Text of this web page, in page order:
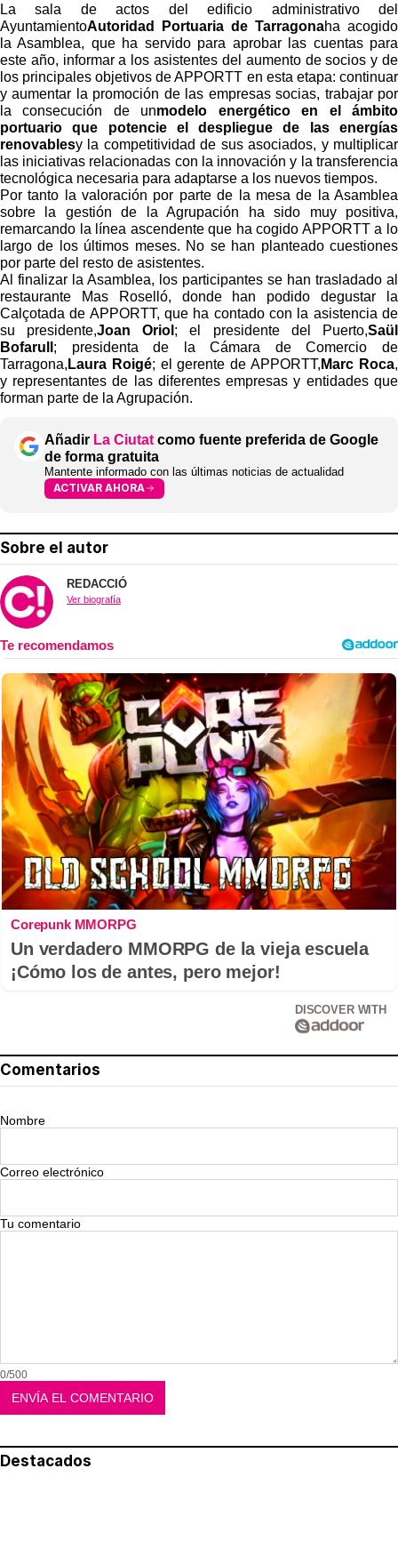
La sala de actos del edificio administrativo del
AyuntamientoAutoridad Portuaria de Tarragonaha acogido
la Asamblea, que ha servido para aprobar las cuentas para
este año, informar a los asistentes del aumento de socios y de
los principales objetivos de APPORTT en esta etapa: continuar
y aumentar la promoción de las empresas socias, trabajar por
la consecución de unmodelo energético en el ámbito
portuario que potencie el despliegue de las energías
renovablesy la competitividad de sus asociados, y multiplicar
las iniciativas relacionadas con la innovación y la transferencia
tecnológica necesaria para adaptarse a los nuevos tiempos.
Por tanto la valoración por parte de la mesa de la Asamblea
sobre la gestión de la Agrupación ha sido muy positiva,
remarcando la línea ascendente que ha cogido APPORTT a lo
largo de los últimos meses. No se han planteado cuestiones
por parte del resto de asistentes.
Al finalizar la Asamblea, los participantes se han trasladado al
restaurante Mas Roselló, donde han podido degustar la
Calçotada de APPORTT, que ha contado con la asistencia de
su presidente,Joan Oriol ; el presidente del Puerto,Saül
Bofarull ; presidenta de la Cámara de Comercio de
Tarragona, Laura Roigé; el gerente de APPORTT, Marc Roca,
y representantes de las diferentes empresas y entidades que
forman parte de la Agrupación.
Añadir La Ciutat como fuente preferida de Google
de forma gratuita
Mantente informado con las últimas noticias de actualidad
ACTIVAR AHORA
Sobre el autor
REDACCIÓ
Ver biografía
Corepunk MMORPG
Un verdadero MMORPG de la vieja escuela
¡Cómo los de antes, pero mejor!
DISCOVER WITH
Comentarios
Nombre
Correo electrónico
Tu comentario
0/500
Destacados